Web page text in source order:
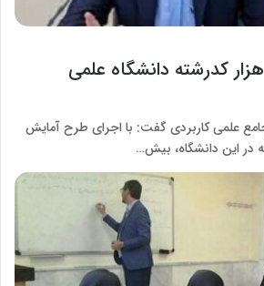
کدرشته دانشگاه علمی
علمی کاربردی گفت: با اجرای طرح آمایش